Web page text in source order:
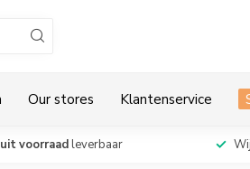
Our stores Klantenservice
uit voorraadleverbaar